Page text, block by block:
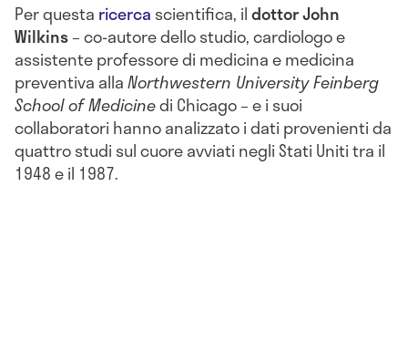
Per questa ricerca scientifica, ildottor John
Wilkins– co-autore dello studio, cardiologo e
assistente professore di medicina e medicina
preventiva allaNorthwestern University Feinberg
School of Medicinedi Chicago – e i suoi
collaboratori hanno analizzato i dati provenienti da
quattro studi sul cuore avviati negli Stati Uniti tra il
1948 e il 1987.